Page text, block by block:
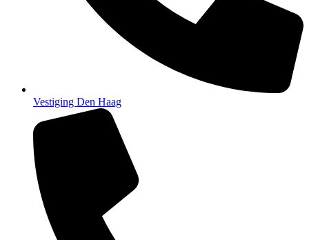
Vestiging Den Haag